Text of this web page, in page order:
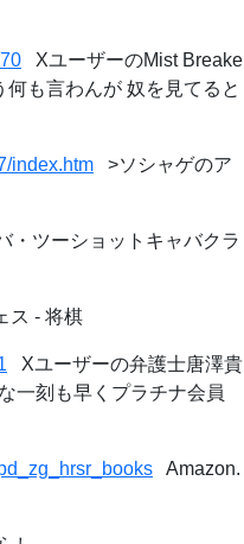
XユーザーのMist Breake
も言わんが 奴を見てると
index.htm >ソシャゲのア
・ツーショットキャバクラ
ス - 将棋
Xユーザーの弁護士唐澤貴
刻も早くプラチナ会員
Amazon.